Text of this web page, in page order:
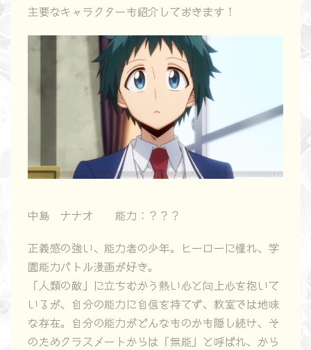
主要なキャラクターも紹介しておきます！
中島 ナナオ 能力：？？？
正義感の強い、能力者の少年。ヒーローに憧れ、学
園能力バトル漫画が好き。
「人類の敵」に立ちむかう熱い心と向上心を抱いて
いるが、自分の能力に自信を持てず、教室では地味
な存在。自分の能力がどんなものかも隠し続け、そ
のためクラスメートからは「無能」と呼ばれ、から